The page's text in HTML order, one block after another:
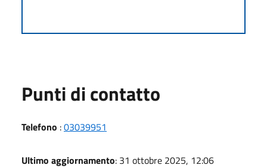
Punti di contatto
Telefono :03039951
Ultimo aggiornamento: 31 ottobre 2025, 12:06